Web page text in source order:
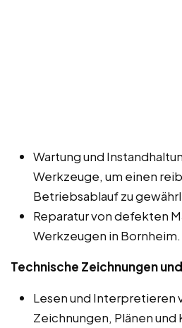
Wartung und
Werkzeuge, um einen
Betriebsablauf zu
Reparatur von defekten
Werkzeugen in Bornheim.
Technische Zeichnungen
Lesen und Interpretieren
Zeichnungen, Plänen